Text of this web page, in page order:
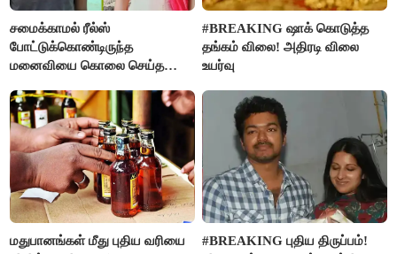
சமைக்காமல் ரீல்ஸ்
போட்டுக்கொண்டிருந்த
மனைவியை கொலை செய்த
#BREAKING ஷாக் கொடுத்த
தங்கம் விலை! அதிரடி விலை
உயர்வு
மதுபானங்கள் மீது புதிய வரியை
#BREAKING புதிய திருப்பம்!